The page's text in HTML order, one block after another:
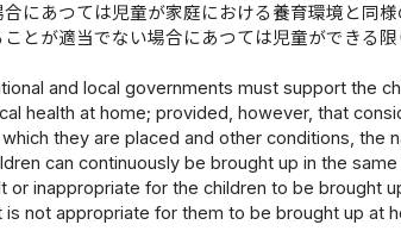
にあつては児童が家庭における養育環境と同
とが適当でない場合にあつては児童ができる
and local governments must support the
health at home; provided, however, that
they are placed and other conditions, the
can continuously be brought up in the
or inappropriate for the children to be brought
not appropriate for them to be brought up at